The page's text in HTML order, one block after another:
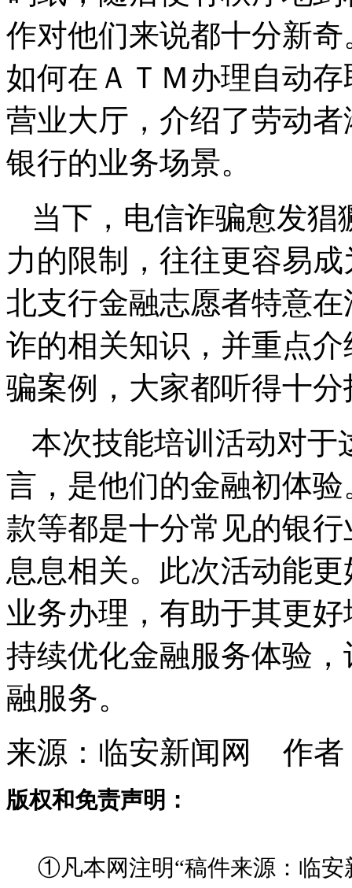
作对他们来说都十分新
如何在ＡＴＭ办理自动
营业大厅，介绍了劳动
银行的业务场景。
当下，电信诈骗愈发
力的限制，往往更容易
北支行金融志愿者特意
诈的相关知识，并重点
骗案例，大家都听得十分
本次技能培训活动对于
言，是他们的金融初体
款等都是十分常见的银
息息相关。此次活动能
业务办理，有助于其更
持续优化金融服务体验
融服务。
来源：临安新闻网 作
版权和免责声明：
①凡本网注明“稿件来源：临安